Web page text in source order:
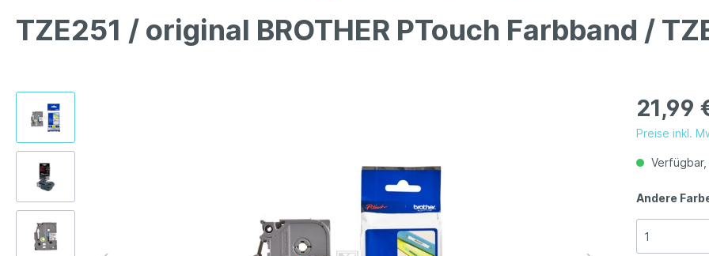
TZE251 / original BROTHER PTouch Farbband /
21,99
Preise inkl.
Andere